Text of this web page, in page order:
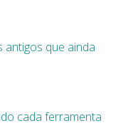
antigos que ainda
cada ferramenta